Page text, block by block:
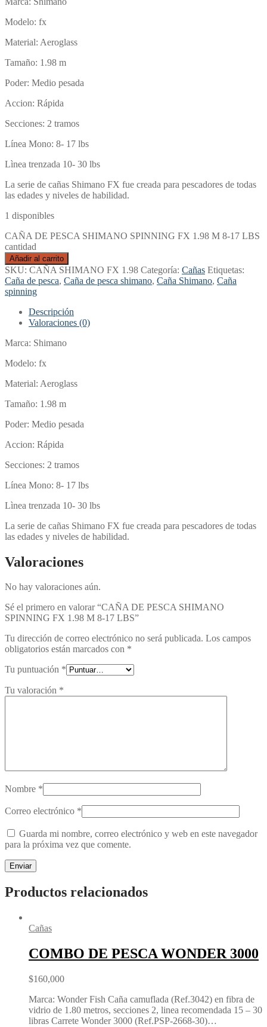
Modelo: fx
Material: Aeroglass
Tamaño: 1.98 m
Poder: Medio pesada
Accion: Rápida
Secciones: 2 tramos
Línea Mono: 8- 17 lbs
Lìnea trenzada 10- 30 lbs
La serie de cañas Shimano FX fue creada para pescadores de todas
las edades y niveles de habilidad.
1 disponibles
CAÑA DE PESCA SHIMANO SPINNING FX 1.98 M 8-17 LBS
cantidad
Añadir al carrito
SKU: CAÑA SHIMANO FX 1.98 Categoría: Cañas Etiquetas:
Caña de pesca, Caña de pesca shimano, Caña Shimano, Caña
spinning
Descripción
Valoraciones (0)
Marca: Shimano
Modelo: fx
Material: Aeroglass
Tamaño: 1.98 m
Poder: Medio pesada
Accion: Rápida
Secciones: 2 tramos
Línea Mono: 8- 17 lbs
Lìnea trenzada 10- 30 lbs
La serie de cañas Shimano FX fue creada para pescadores de todas
las edades y niveles de habilidad.
Valoraciones
No hay valoraciones aún.
Sé el primero en valorar “CAÑA DE PESCA SHIMANO
SPINNING FX 1.98 M 8-17 LBS”
Tu dirección de correo electrónico no será publicada. Los campos
obligatorios están marcados con *
Tu puntuación *
Tu valoración *
Nombre *
Correo electrónico *
Guarda mi nombre, correo electrónico y web en este navegador
para la próxima vez que comente.
Productos relacionados
Cañas
COMBO DE PESCA WONDER 3000
$160,000
Marca: Wonder Fish Caña camuflada (Ref.3042) en fibra de
vidrio de 1.80 metros, secciones 2, linea recomendada 15 – 30
libras Carrete Wonder 3000 (Ref.PSP-2668-30)…